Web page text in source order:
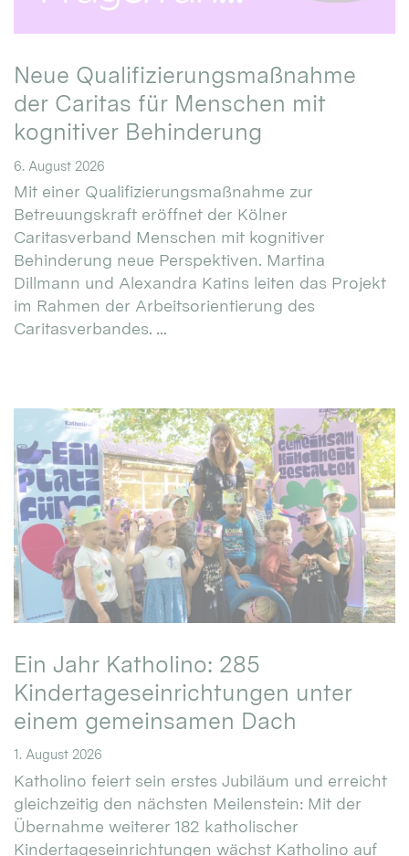
Neue Qualifizierungsmaßnahme
der Caritas für Menschen mit
kognitiver Behinderung
6. August 2026
Mit einer Qualifizierungsmaßnahme zur
Betreuungskraft eröffnet der Kölner
Caritasverband Menschen mit kognitiver
Behinderung neue Perspektiven. Martina
Dillmann und Alexandra Katins leiten das Projekt
im Rahmen der Arbeitsorientierung des
Caritasverbandes. ...
Ein Jahr Katholino: 285
Kindertageseinrichtungen unter
einem gemeinsamen Dach
1. August 2026
Katholino feiert sein erstes Jubiläum und erreicht
gleichzeitig den nächsten Meilenstein: Mit der
Übernahme weiterer 182 katholischer
Kindertageseinrichtungen wächst Katholino auf